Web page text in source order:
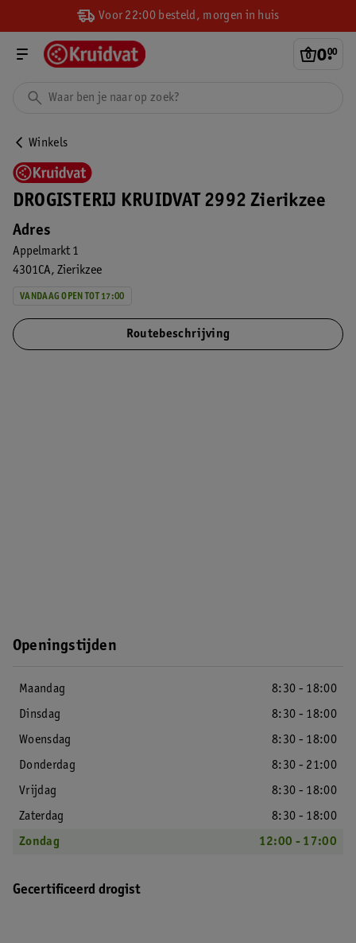
Voor 22:00 besteld, morgen in huis
0.
00
Winkels
DROGISTERIJ KRUIDVAT 2992 Zierikzee
Adres
Appelmarkt 1
4301CA Zierikzee
VANDAAG OPEN TOT 17:00
Routebeschrijving
Openingstijden
Maandag
8:30 - 18:00
Dinsdag
8:30 - 18:00
Woensdag
8:30 - 18:00
Donderdag
8:30 - 21:00
Vrijdag
8:30 - 18:00
Zaterdag
8:30 - 18:00
Zondag
12:00 - 17:00
Gecertificeerd drogist